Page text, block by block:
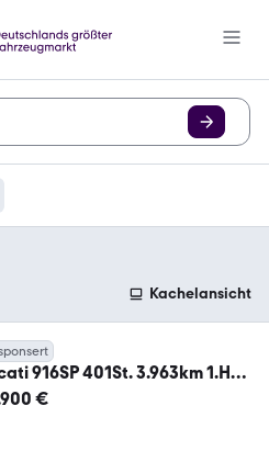
Kachelansicht
916SP 401St. 3.963km 1.Hd
996 998 SPS R
€